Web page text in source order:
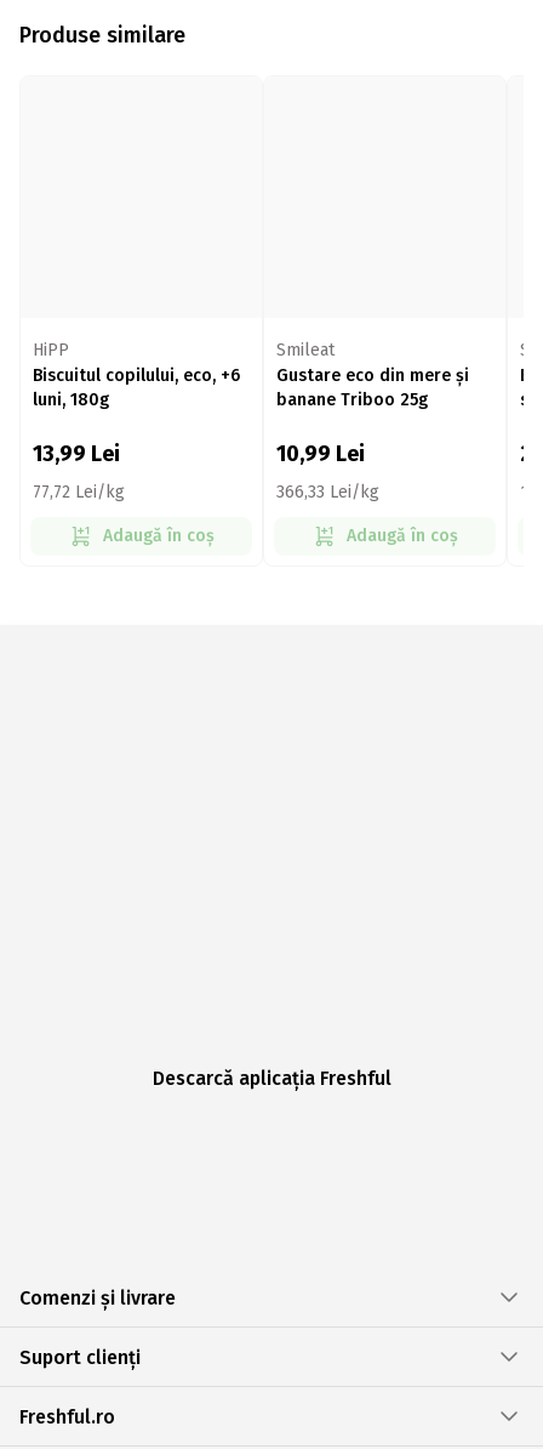
Produse similare
HiPP
Biscuitul copilului, eco, +6
luni, 180g
13,99 Lei
77,72 Lei/kg
Adaugă în coș
Smileat
Gustare eco din mere și
banane Triboo 25g
10,99 Lei
366,33 Lei/kg
Adaugă în coș
Descarcă aplicația Freshful
Comenzi și livrare
Suport clienți
Freshful.ro